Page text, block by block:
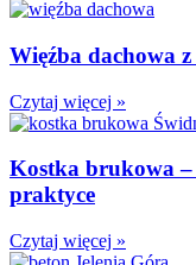
Więźba dachowa
Czytaj więcej »
Kostka brukowa –
praktyce
Czytaj więcej »